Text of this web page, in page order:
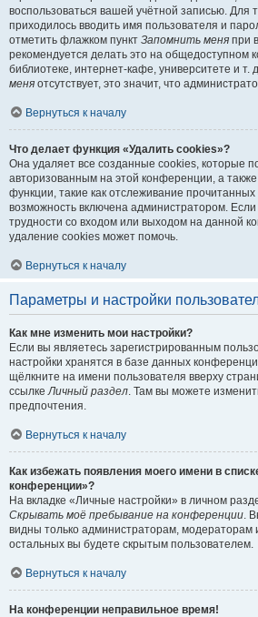
воспользоваться вашей учётной записью. Для
приходилось вводить имя пользователя и
отметить флажком пункт Запомнить меня при
рекомендуется делать это на общедоступном
библиотеке, интернет-кафе, университете и т.
меня отсутствует, это значит, что
Вернуться к началу
Что делает функция «Удалить cookies»?
Она удаляет все созданные cookies, которые
авторизованным на этой конференции, а
функции, такие как отслеживание
возможность включена администратором.
трудности со входом или выходом на данной
удаление cookies может помочь.
Вернуться к началу
Параметры и настройки
Как мне изменить мои настройки?
Если вы являетесь зарегистрированным
настройки хранятся в базе данных
щёлкните на имени пользователя вверху
ссылкеЛичный раздел. Там вы можете
предпочтения.
Вернуться к началу
Как избежать появления моего имени в
конференции»?
На вкладке «Личные настройки» в личном
Скрывать моё пребывание на конференции.
видны только администраторам, модераторам
остальных вы будете скрытым пользователем.
Вернуться к началу
На конференции неправильное время!